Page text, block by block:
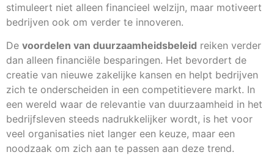
stimuleert niet alleen financieel welzijn, maar motiveert
bedrijven ook om verder te innoveren.
De voordelen van duurzaamheidsbeleid reiken verder
dan alleen financiële besparingen. Het bevordert de
creatie van nieuwe zakelijke kansen en helpt bedrijven
zich te onderscheiden in een competitievere markt. In
een wereld waar de relevantie van duurzaamheid in het
bedrijfsleven steeds nadrukkelijker wordt, is het voor
veel organisaties niet langer een keuze, maar een
noodzaak om zich aan te passen aan deze trend.